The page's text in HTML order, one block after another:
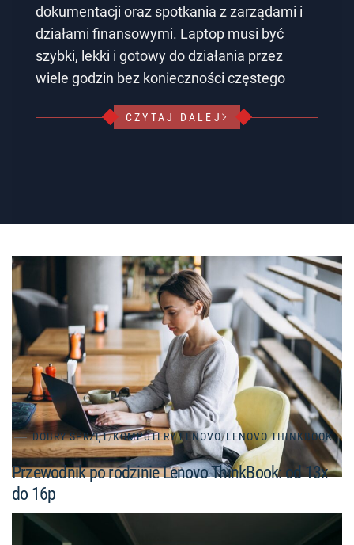
dokumentacji oraz spotkania z zarządami i
działami finansowymi. Laptop musi być
szybki, lekki i gotowy do działania przez
wiele godzin bez konieczności częstego
CZYTAJ DALEJ
DOBRY SPRZĘT/KOMPUTERY LENOVO/LENOVO THINKBOOK
Przewodnik po rodzinie Lenovo ThinkBook: od 13x
do 16p